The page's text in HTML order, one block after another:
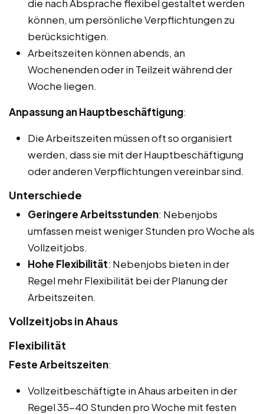
die nach Absprache flexibel gestaltet werden
können, um persönliche Verpflichtungen zu
berücksichtigen.
Arbeitszeiten können abends, an
Wochenenden oder in Teilzeit während der
Woche liegen.
Anpassung an Hauptbeschäftigung:
Die Arbeitszeiten müssen oft so organisiert
werden, dass sie mit der Hauptbeschäftigung
oder anderen Verpflichtungen vereinbar sind.
Unterschiede
Geringere Arbeitsstunden: Nebenjobs
umfassen meist weniger Stunden pro Woche als
Vollzeitjobs.
Hohe Flexibilität: Nebenjobs bieten in der
Regel mehr Flexibilität bei der Planung der
Arbeitszeiten.
Vollzeitjobs in Ahaus
Flexibilität
Feste Arbeitszeiten:
Vollzeitbeschäftigte in Ahaus arbeiten in der
Regel 35-40 Stunden pro Woche mit festen